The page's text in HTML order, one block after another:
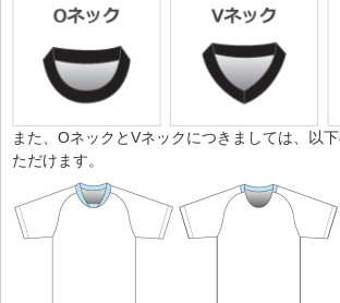
また、OネックとVネックにつきましては、以
ただけます。